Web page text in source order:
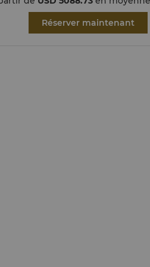
Réserver maintenant